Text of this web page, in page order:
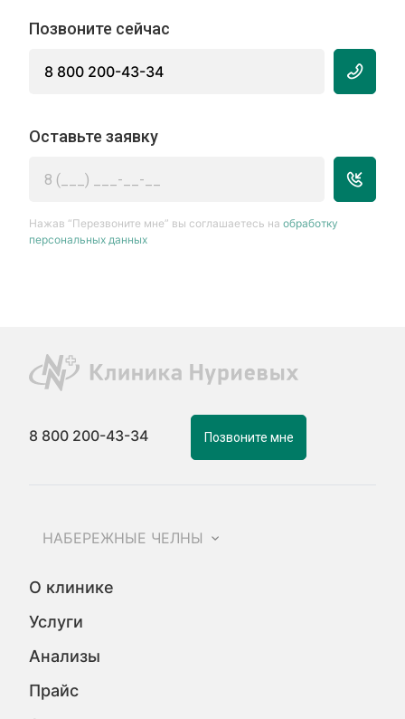
Позвоните сейчас
8 800 200-43-34
Оставьте заявку
Нажав “Перезвоните мне” вы соглашаетесь наобработку
персональных данных
8 800 200-43-34 Позвоните мне
НАБЕРЕЖНЫЕ ЧЕЛНЫ
О клинике
Услуги
Анализы
Прайс